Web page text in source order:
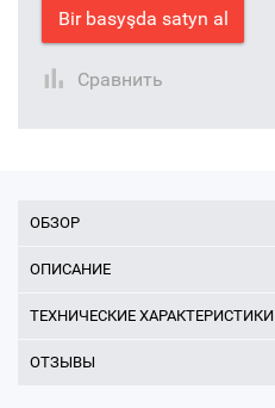
Bir basyşda satyn al
Сравнить
ОБЗОР
ОПИСАНИЕ
ТЕХНИЧЕСКИЕ ХАРАКТЕРИСТИКИ
ОТЗЫВЫ